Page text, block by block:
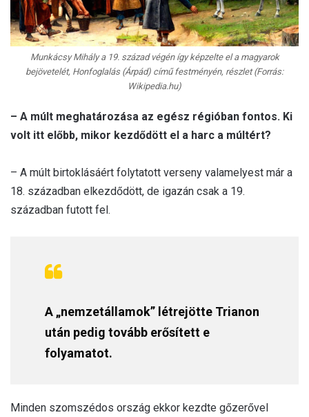
Munkácsy Mihály a 19. század végén így képzelte el a magyarok
bejövetelét, Honfoglalás (Árpád) című festményén, részlet (Forrás:
Wikipedia.hu)
– A múlt meghatározása az egész régióban fontos. Ki
volt itt előbb, mikor kezdődött el a harc a múltért?
– A múlt birtoklásáért folytatott verseny valamelyest már a
18. században elkezdődött, de igazán csak a 19.
században futott fel.
A „nemzetállamok” létrejötte Trianon
után pedig tovább erősített e
folyamatot.
Minden szomszédos ország ekkor kezdte gőzerővel